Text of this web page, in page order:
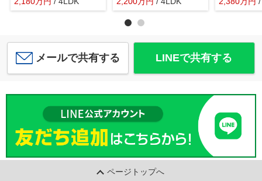
メールで共有する LINEで共有する
ページトップへ